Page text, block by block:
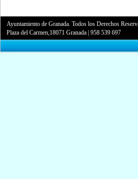
Ayuntamiento de Granada. Todos los Derechos
Plaza del Carmen,18071 Granada |958 539 697